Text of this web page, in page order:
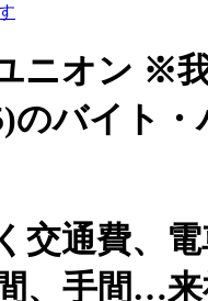
ニオン ※
のバイト・
交通費、
、手間…